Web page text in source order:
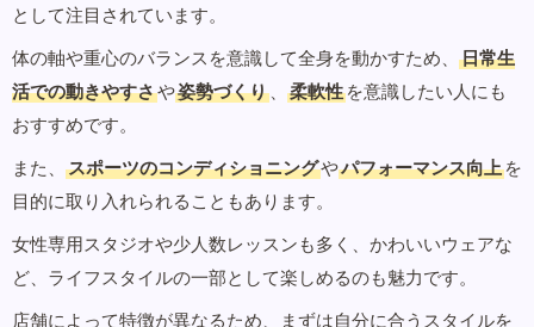
として注目されています。
体の軸や重心のバランスを意識して全身を動かすため、
日常生
活での動きやすさや姿勢づくり 、 柔軟性 を意識したい人にも
おすすめです。
また、
スポーツのコンディショニングやパフォーマンス向上 を
目的に取り入れられることもあります。
女性専用スタジオや少人数レッスンも多く、かわいいウェアな
ど、ライフスタイルの一部として楽しめるのも魅力です。
店舗によって特徴が異なるため、まずは自分に合うスタイルを